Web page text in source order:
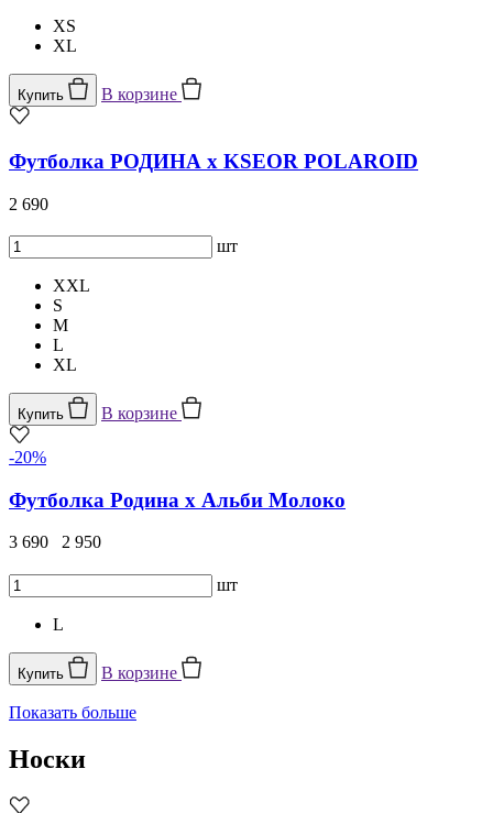
XS
XL
Купить В корзине
Футболка РОДИНА x KSEOR POLAROID
2 690
шт
XXL
S
M
L
XL
Купить В корзине
-20%
Футболка Родина х Альби Молоко
3 690 2 950
шт
L
Купить В корзине
Показать больше
Носки